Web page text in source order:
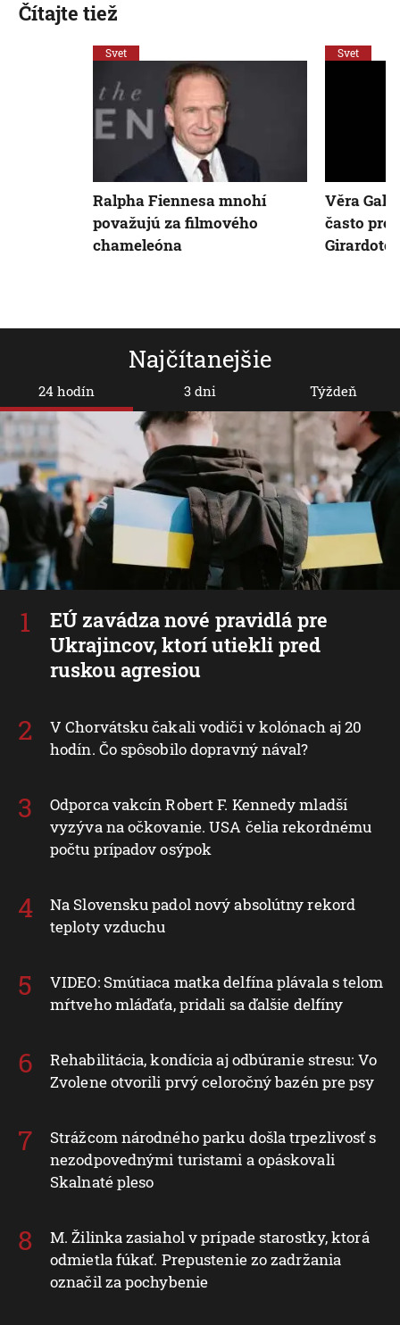
Najčítanejšie
24 hodín
EÚ zavádza nové pravidlá pre
Ukrajincov, ktorí utiekli pred
ruskou agresiou
V Chorvátsku čakali vodiči v kolónach aj 20
hodín. Čo spôsobilo dopravný nával?
Odporca vakcín Robert F. Kennedy mladší
vyzýva na očkovanie. USA čelia rekordnému
počtu prípadov osýpok
Na Slovensku padol nový absolútny rekord
teploty vzduchu
VIDEO: Smútiaca matka delfína plávala s telom
mŕtveho mláďaťa, pridali sa ďalšie delfíny
Rehabilitácia, kondícia aj odbúranie stresu: Vo
Zvolene otvorili prvý celoročný bazén pre psy
Strážcom národného parku došla trpezlivosť s
nezodpovednými turistami a opáskovali
Skalnaté pleso
M. Žilinka zasiahol v prípade starostky, ktorá
odmietla fúkať. Prepustenie zo zadržania
označil za pochybenie
3 dni Týždeň
Čítajte tiež
Svet
Ralpha Fiennesa mnohí
považujú za filmového
chameleóna
Svet
Věra
často